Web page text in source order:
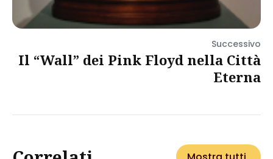
Successivo
Il “Wall” dei Pink Floyd nella Città
Eterna